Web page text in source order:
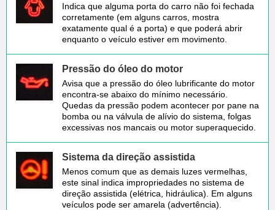
Indica que alguma porta do carro não foi fechada
corretamente (em alguns carros, mostra
exatamente qual é a porta) e que poderá abrir
enquanto o veículo estiver em movimento.
Pressão do óleo do motor
Avisa que a pressão do óleo lubrificante do motor
encontra-se abaixo do mínimo necessário.
Quedas da pressão podem acontecer por pane na
bomba ou na válvula de alívio do sistema, folgas
excessivas nos mancais ou motor superaquecido.
Sistema da direção assistida
Menos comum que as demais luzes vermelhas,
este sinal indica impropriedades no sistema de
direção assistida (elétrica, hidráulica). Em alguns
veículos pode ser amarela (advertência).